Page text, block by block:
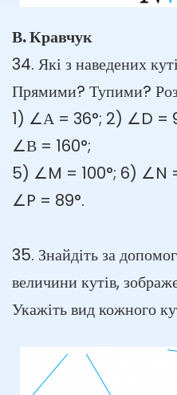
В. Кравчук
34. Які з наведених
Прямими? Тупими?
1) ∠А = 36°; 2) ∠D =
∠В = 160°;
5) ∠M = 100°; 6) ∠N
∠P = 89°.
35. Знайдіть за
величини кутів,
Укажіть вид кожного